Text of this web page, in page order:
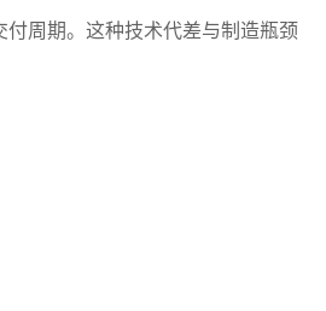
周期。这种技术代差与制造瓶颈